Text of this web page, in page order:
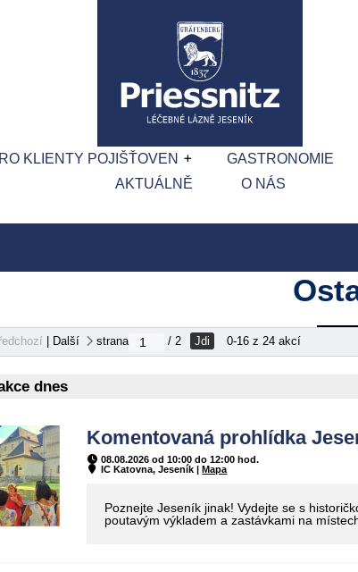
KLIENTY POJIŠŤOVEN GASTRONOMIE
AKTUÁLNĚ
O NÁS
Další strana / 2 Jdi 0-16 z 24 akcí
dnes
Komentovaná prohlídka
08.08.2026 od 10:00 do 12:00 hod.
IC Katovna, Jeseník |Mapa
Poznejte Jeseník jinak! Vydejte se s
poutavým výkladem a zastávkami na